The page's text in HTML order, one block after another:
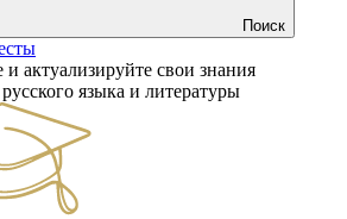
Поиск
и актуализируйте свои знания
языка и литературы